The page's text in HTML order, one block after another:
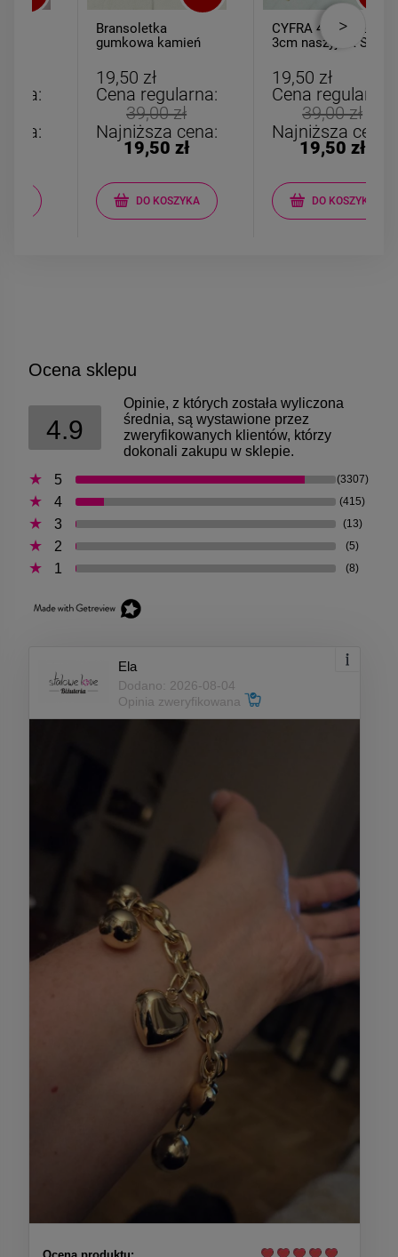
Bransoletka
gumkowa kamień
19,50 zł
Cena regularna:
39,00 zł
Najniższa cena:
19,50 zł
DO KOSZYKA
CYFRA 4 większa
3cm naszyjnik STAL
19,50 zł
Cena regularna:
39,00 zł
Najniższa cena:
19,50 zł
DO KOSZYKA
Ocena sklepu
4.9
Opinie, z których została wyliczona
średnia, są wystawione przez
zweryfikowanych klientów, którzy
dokonali zakupu w sklepie.
5
(3307)
4 (415)
3 (13)
2 (5)
1 (8)
Ela
Dodano: 2026-08-04
Opinia zweryfikowana